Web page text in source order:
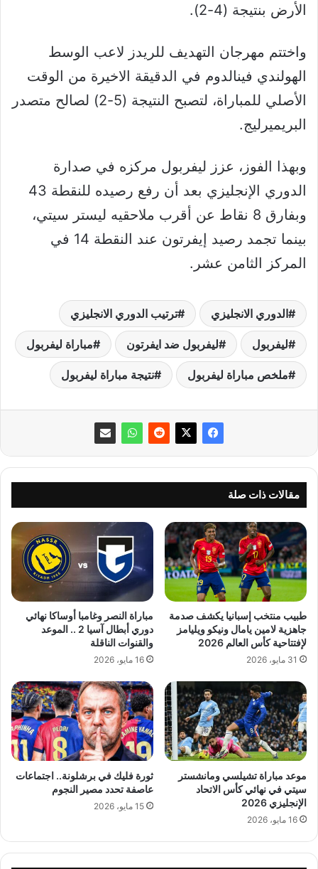
الأرض بنتيجة (4-2).
واختتم مهرجان التهديف للريدز لاعب الوسط
الهولندي فينالدوم في الدقيقة الاخيرة من الوقت
الأصلي للمباراة، لتصبح النتيجة (5-2) لصالح متصدر
البريميرليج.
وبهذا الفوز، عزز ليفربول مركزه في صدارة
الدوري الإنجليزي بعد أن رفع رصيده للنقطة 43
وبفارق 8 نقاط عن أقرب ملاحقيه ليستر سيتي،
بينما تجمد رصيد إيفرتون عند النقطة 14 في
المركز الثامن عشر.
الدوري الانجليزي ترتيب الدوري الانجليزي
ليفربول ليفربول ضد ايفرتون مباراة ليفربول
ملخص مباراة ليفربول نتيجة مباراة ليفربول
مقالات ذات صلة
طبيب منتخب إسبانيا يكشف صدمة
جاهزية لامين يامال ونيكو ويليامز
لإفتتاحية كأس العالم 2026
31 مايو، 2026
مباراة النصر وغامبا أوساكا نهائي
دوري أبطال آسيا 2 .. الموعد
والقنوات الناقلة
16 مايو، 2026
موعد مباراة تشيلسي ومانشستر
سيتي في نهائي كأس الاتحاد
الإنجليزي 2026
16 مايو، 2026
ثورة فليك في برشلونة.. اجتماعات
عاصفة تحدد مصير النجوم
15 مايو، 2026